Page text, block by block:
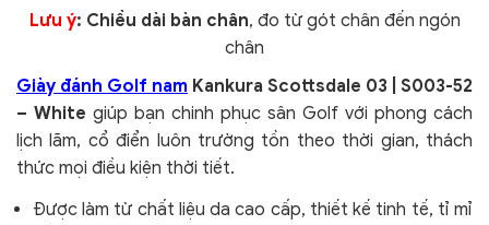
Lưu ý: Chiều dài bàn chân, đo từ gót chân đến ngón
chân
Giày đánh Golf nam Kankura Scottsdale 03 | S003-52
– White giúp bạn chinh phục sân Golf với phong cách
lịch lãm, cổ điển luôn trường tồn theo thời gian, thách
thức mọi điều kiện thời tiết.
Được làm từ chất liệu da cao cấp, thiết kế tinh tế, tỉ mỉ